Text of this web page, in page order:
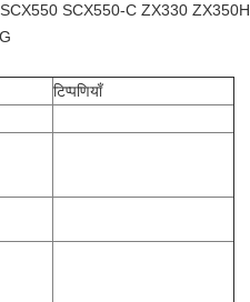
SCX550-C ZX330 ZX350H
टिप्पणियाँ